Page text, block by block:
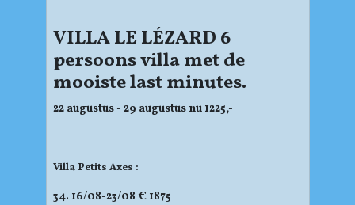
VILLA LE LÉZARD 6
persoons villa met de
mooiste last minutes.
22 augustus - 29 augustus nu 1225,-
Villa Petits Axes :
34. 16/08-23/08 € 1875